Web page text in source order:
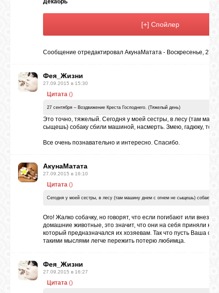
Декабрь
Сообщение отредактировал АкунаМатата - Воскресенье,
Фея_Жизни
27.09.2015 в 15:30
Цитата ()
27 сентября – Воздвижение Креста Господнего. (Тяжелый день)
Это точно, тяжелый. Сегодня у моей сестры, в лесу (там
сыщешь) собаку сбили машиной, насмерть. Змею, гадюку,
Все очень познавательно и интересно. Спасибо.
АкунаМатата
27.09.2015 в 16:10
Цитата ()
Сегодня у моей сестры, в лесу (там машину днем с огнем не сыщешь) собаку
Ого! Жалко собачку, но говорят, что если погибают или
домашние животные, это значит, что они на себя приняли
который предназначался их хозяевам. Так что пусть Ваша
такими мыслями легче пережить потерю любимца.
Фея_Жизни
27.09.2015 в 16:27
Цитата ()